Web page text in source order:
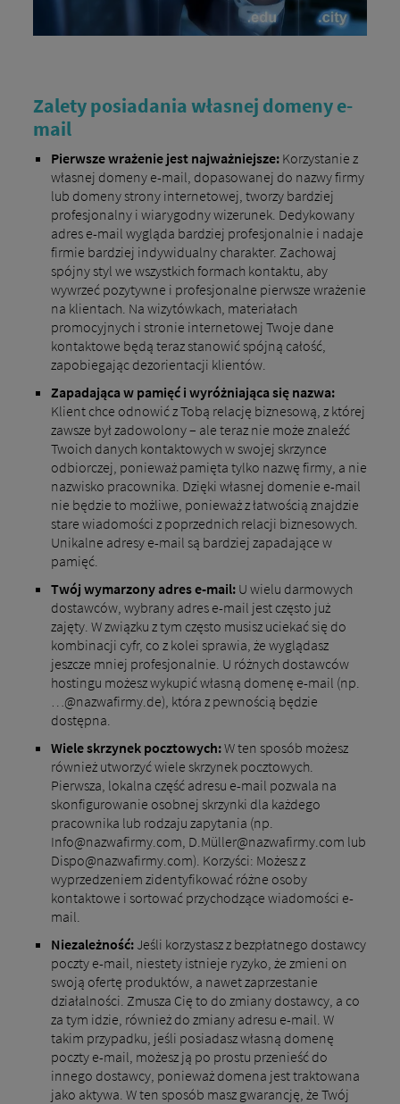
Zalety posiadania własnej domeny e-
mail
Pierwsze wrażenie jest najważniejsze:Korzystanie z
własnej domeny e-mail, dopasowanej do nazwy firmy
lub domeny strony internetowej, tworzy bardziej
profesjonalny i wiarygodny wizerunek. Dedykowany
adres e-mail wygląda bardziej profesjonalnie i nadaje
firmie bardziej indywidualny charakter. Zachowaj
spójny styl we wszystkich formach kontaktu, aby
wywrzeć pozytywne i profesjonalne pierwsze wrażenie
na klientach. Na wizytówkach, materiałach
promocyjnych i stronie internetowej Twoje dane
kontaktowe będą teraz stanowić spójną całość,
zapobiegając dezorientacji klientów.
Zapadająca w pamięć i wyróżniająca się nazwa:
Klient chce odnowić z Tobą relację biznesową, z której
zawsze był zadowolony – ale teraz nie może znaleźć
Twoich danych kontaktowych w swojej skrzynce
odbiorczej, ponieważ pamięta tylko nazwę firmy, a nie
nazwisko pracownika. Dzięki własnej domenie e-mail
nie będzie to możliwe, ponieważ z łatwością znajdzie
stare wiadomości z poprzednich relacji biznesowych.
Unikalne adresy e-mail są bardziej zapadające w
pamięć.
Twój wymarzony adres e-mail:U wielu darmowych
dostawców, wybrany adres e-mail jest często już
zajęty. W związku z tym często musisz uciekać się do
kombinacji cyfr, co z kolei sprawia, że ​​wyglądasz
jeszcze mniej profesjonalnie. U różnych dostawców
hostingu możesz wykupić własną domenę e-mail (np.
…@nazwafirmy.de), która z pewnością będzie
dostępna.
Wiele skrzynek pocztowych:W ten sposób możesz
również utworzyć wiele skrzynek pocztowych.
Pierwsza, lokalna część adresu e-mail pozwala na
skonfigurowanie osobnej skrzynki dla każdego
pracownika lub rodzaju zapytania (np.
Info@nazwafirmy.com, D.Müller@nazwafirmy.com lub
Dispo@nazwafirmy.com). Korzyści: Możesz z
wyprzedzeniem zidentyfikować różne osoby
kontaktowe i sortować przychodzące wiadomości e-
mail.
Niezależność:Jeśli korzystasz z bezpłatnego dostawcy
poczty e-mail, niestety istnieje ryzyko, że zmieni on
swoją ofertę produktów, a nawet zaprzestanie
działalności. Zmusza Cię to do zmiany dostawcy, a co
za tym idzie, również do zmiany adresu e-mail. W
takim przypadku, jeśli posiadasz własną domenę
poczty e-mail, możesz ją po prostu przenieść do
innego dostawcy, ponieważ domena jest traktowana
jako aktywa. W ten sposób masz gwarancję, że Twój